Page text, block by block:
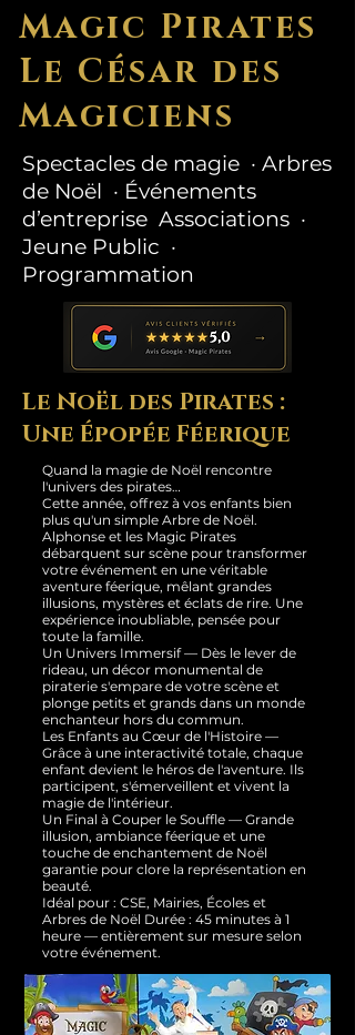
Magic Pirates
Le César des
Magiciens
Spectacles de magie · Arbres
de Noël · Événements
d’entreprise Associations ·
Jeune Public ·
Programmation
Le Noël des Pirates :
Une Épopée Féerique
Quand la magie de Noël rencontre
l'univers des pirates…
Cette année, offrez à vos enfants bien
plus qu'un simple Arbre de Noël.
Alphonse et les Magic Pirates
débarquent sur scène pour transformer
votre événement en une véritable
aventure féerique, mêlant grandes
illusions, mystères et éclats de rire. Une
expérience inoubliable, pensée pour
toute la famille.
Un Univers Immersif — Dès le lever de
rideau, un décor monumental de
piraterie s'empare de votre scène et
plonge petits et grands dans un monde
enchanteur hors du commun.
Les Enfants au Cœur de l'Histoire —
Grâce à une interactivité totale, chaque
enfant devient le héros de l'aventure. Ils
participent, s'émerveillent et vivent la
magie de l'intérieur.
Un Final à Couper le Souffle — Grande
illusion, ambiance féerique et une
touche de enchantement de Noël
garantie pour clore la représentation en
beauté.
Idéal pour : CSE, Mairies, Écoles et
Arbres de Noël Durée : 45 minutes à 1
heure — entièrement sur mesure selon
votre événement.